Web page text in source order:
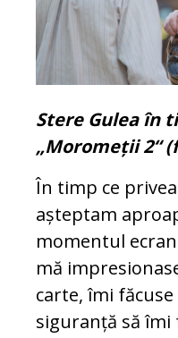
Stere Gulea în
„Moromeții 2“
În timp ce
așteptam
momentul
mă
carte, îmi făcuse
siguranță să îmi